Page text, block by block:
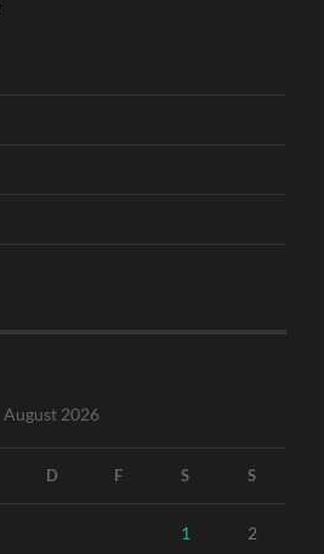
August 2026
D F S S
1 2